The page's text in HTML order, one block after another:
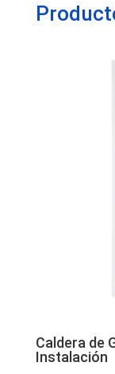
Caldera de
Instalación